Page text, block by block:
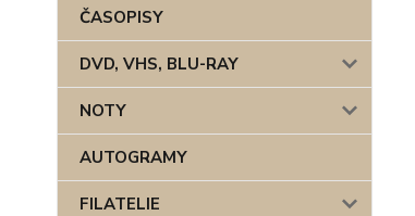
ČASOPISY
DVD, VHS, BLU-RAY
NOTY
AUTOGRAMY
FILATELIE